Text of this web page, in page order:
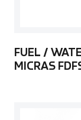
FUEL /
MICRAS